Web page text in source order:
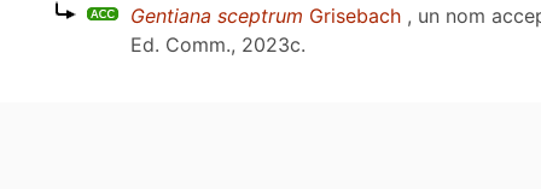
Gentiana sceptrum Grisebach , un nom
Ed. Comm., 2023c.